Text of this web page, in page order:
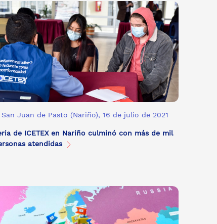
San Juan de Pasto (Nariño), 16 de julio de 2021
de ICETEX en Nariño culminó con más de mil
atendidas